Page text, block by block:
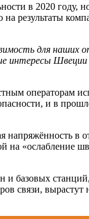
в 2020 году,
результаты
для наших
интересы
операторам
и в
«ослабление
и базовых
связи, вырастут